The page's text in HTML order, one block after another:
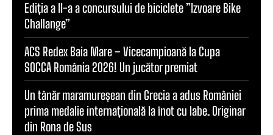
Ediția a II-a a concursului de biciclete ”Izvoare Bike
Challange”
ACS Redex Baia Mare – Vicecampioană la Cupa
SOCCA România 2026! Un jucător premiat
Un tânăr maramureșean din Grecia a adus României
prima medalie internațională la înot cu labe. Originar
din Rona de Sus